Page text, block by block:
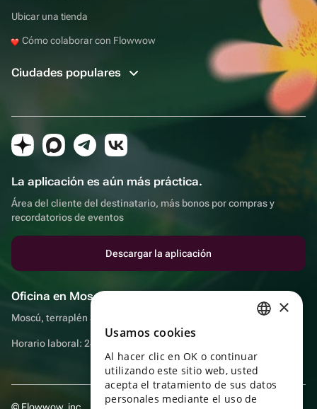
Ubicar una tienda
Cómo colaborar con Flowwow
Ciudades populares
La aplicación es aún más práctica.
Área del cliente del destinatario, más bonos por compras y
recordatorios de eventos
Descargar la aplicación
Oficina en Moscú
Moscú, terraplén Sadovnicheskaya, 9, sala 2/3
Horario laboral: 24 horas
© Flowwow, inc
ENGLISH
UKRAINIAN
×
Usamos cookies
Al hacer clic en OK o continuar
utilizando este sitio web, usted
acepta el tratamiento de sus datos
personales mediante el uso de